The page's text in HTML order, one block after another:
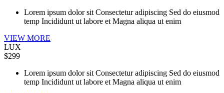
Lorem ipsum dolor sit Consectetur adipiscing Sed do eiusmod
temp Incididunt ut labore et Magna aliqua ut enim
VIEW MORE
LUX
$299
Lorem ipsum dolor sit Consectetur adipiscing Sed do eiusmod
temp Incididunt ut labore et Magna aliqua ut enim